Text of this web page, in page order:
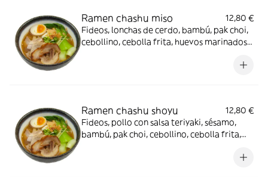
Ramen chashu miso
12,80 €
Fideos, lonchas de cerdo, bambú, pak choi,
cebollino, cebolla frita, huevos marinados,
Ramen chashu shoyu
12,80 €
Fideos, pollo con salsa teriyaki, sésamo,
bambú, pak choi, cebollino, cebolla frita,